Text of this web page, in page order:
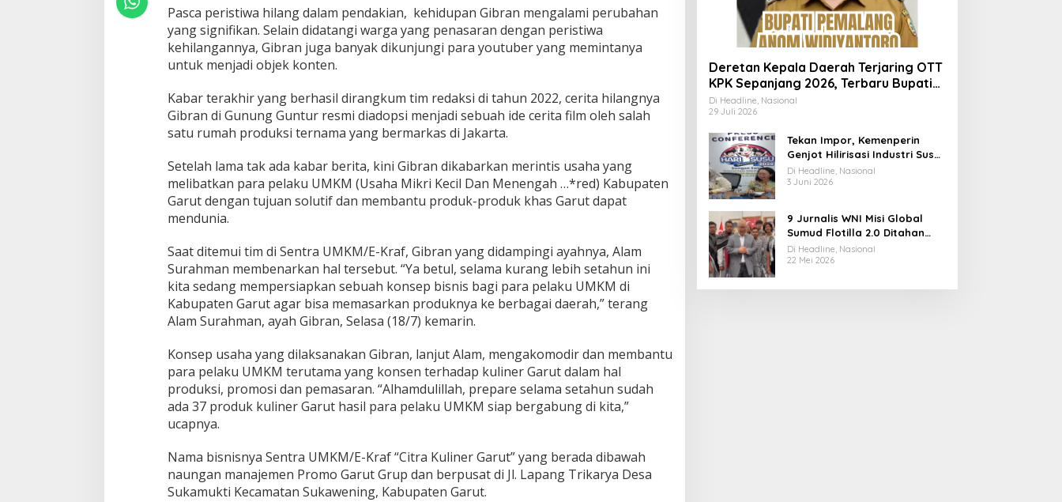
Pasca peristiwa hilang dalam pendakian, kehidupan Gibran mengalami perubahan
yang signifikan. Selain didatangi warga yang penasaran dengan peristiwa
kehilangannya, Gibran juga banyak dikunjungi para youtuber yang memintanya
untuk menjadi objek konten.
Kabar terakhir yang berhasil dirangkum tim redaksi di tahun 2022, cerita hilangnya
Gibran di Gunung Guntur resmi diadopsi menjadi sebuah ide cerita film oleh salah
satu rumah produksi ternama yang bermarkas di Jakarta.
Setelah lama tak ada kabar berita, kini Gibran dikabarkan merintis usaha yang
melibatkan para pelaku UMKM (Usaha Mikri Kecil Dan Menengah …*red) Kabupaten
Garut dengan tujuan solutif dan membantu produk-produk khas Garut dapat
mendunia.
Saat ditemui tim di Sentra UMKM/E-Kraf, Gibran yang didampingi ayahnya, Alam
Surahman membenarkan hal tersebut. “Ya betul, selama kurang lebih setahun ini
kita sedang mempersiapkan sebuah konsep bisnis bagi para pelaku UMKM di
Kabupaten Garut agar bisa memasarkan produknya ke berbagai daerah,” terang
Alam Surahman, ayah Gibran, Selasa (18/7) kemarin.
Konsep usaha yang dilaksanakan Gibran, lanjut Alam, mengakomodir dan membantu
para pelaku UMKM terutama yang konsen terhadap kuliner Garut dalam hal
produksi, promosi dan pemasaran. “Alhamdulillah, prepare selama setahun sudah
ada 37 produk kuliner Garut hasil para pelaku UMKM siap bergabung di kita,”
ucapnya.
Nama bisnisnya Sentra UMKM/E-Kraf “Citra Kuliner Garut” yang berada dibawah
naungan manajemen Promo Garut Grup dan berpusat di Jl. Lapang Trikarya Desa
Sukamukti Kecamatan Sukawening, Kabupaten Garut.
Deretan Kepala Daerah Terjaring OTT
KPK Sepanjang 2026, Terbaru Bupati
Pemalang Anom Widiyantoro
Di Headline, Nasional
29 Juli 2026
Tekan Impor, Kemenperin
Genjot Hilirisasi Industri Susu
Lewat Momen Hari Susu
Nusantara 2026
Di Headline, Nasional
3 Juni 2026
9 Jurnalis WNI Misi Global
Sumud Flotilla 2.0 Ditahan
Militer Israel, Kini Dibebaskan
dan Dievakuasi ke Istanbul
Di Headline, Nasional
22 Mei 2026